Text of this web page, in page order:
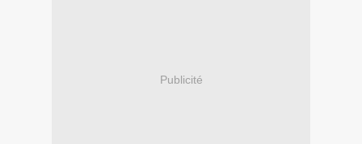
Publicité